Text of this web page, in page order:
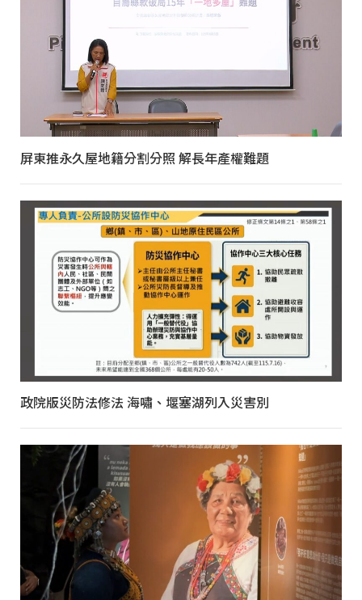
屏東推永久屋地籍分割分照 解長年產權難題
政院版災防法修法 海嘯、堰塞湖列入災害別